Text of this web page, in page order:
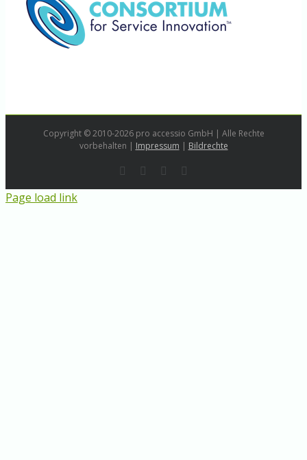
Copyright © 2010-2026 pro accessio GmbH | Alle Rechte
vorbehalten | Impressum | Bildrechte
LinkedInInstagram
Page load link